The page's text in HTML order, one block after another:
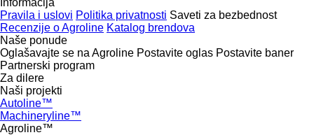
Pravila i uslovi Politika privatnosti Saveti za bezbednost
Recenzije o Agroline Katalog brendova
Naše ponude
Oglašavajte se na Agroline Postavite oglas Postavite baner
Partnerski program
Za dilere
Naši projekti
Autoline™
Machineryline™
Agroline™